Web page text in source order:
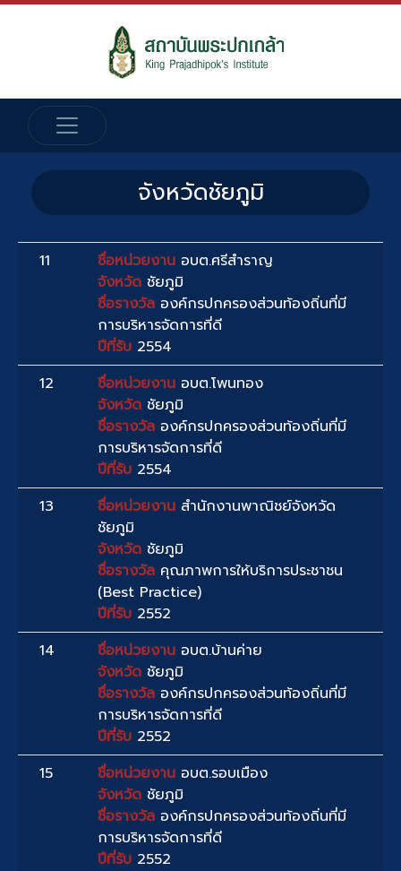
จังหวัดชัยภูมิ
11 ชื่อหน่วยงาน อบต.ศรีสำราญ
จังหวัด ชัยภูมิ
ชื่อรางวัล องค์กรปกครองส่วนท้องถิ่นที่มี
การบริหารจัดการที่ดี
ปีที่รับ 2554
12
ชื่อหน่วยงาน อบต.โพนทอง
จังหวัด ชัยภูมิ
ชื่อรางวัล องค์กรปกครองส่วนท้องถิ่นที่มี
การบริหารจัดการที่ดี
ปีที่รับ 2554
13
ชื่อหน่วยงาน สำนักงานพาณิชย์จังหวัด
ชัยภูมิ
จังหวัด ชัยภูมิ
ชื่อรางวัล คุณภาพการให้บริการประชาชน
(Best Practice)
ปีที่รับ 2552
14
ชื่อหน่วยงาน อบต.บ้านค่าย
จังหวัด ชัยภูมิ
ชื่อรางวัล องค์กรปกครองส่วนท้องถิ่นที่มี
การบริหารจัดการที่ดี
ปีที่รับ 2552
15
ชื่อหน่วยงาน อบต.รอบเมือง
จังหวัด ชัยภูมิ
ชื่อรางวัล องค์กรปกครองส่วนท้องถิ่นที่มี
การบริหารจัดการที่ดี
ปีที่รับ 2552